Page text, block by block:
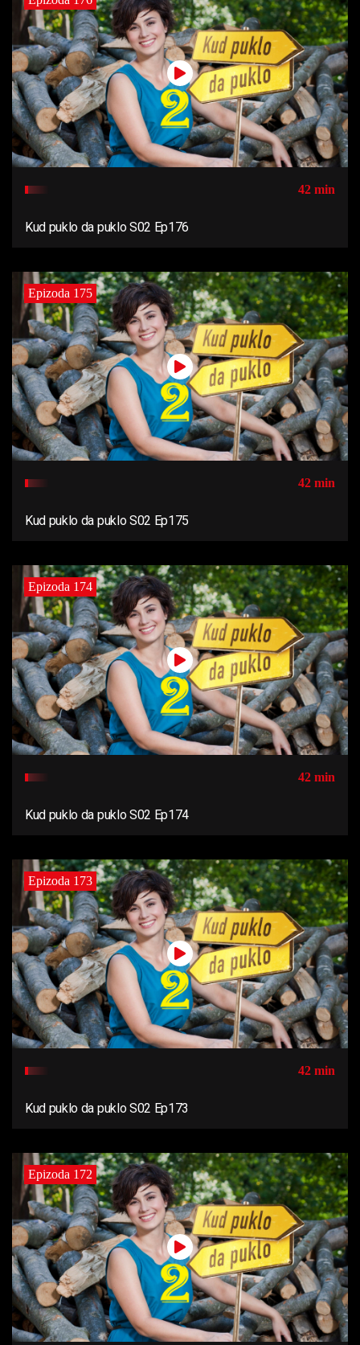
42 min
Kud puklo da puklo S02 Ep176
Epizoda 175
42 min
Kud puklo da puklo S02 Ep175
Epizoda 174
42 min
Kud puklo da puklo S02 Ep174
Epizoda 173
42 min
Kud puklo da puklo S02 Ep173
Epizoda 172